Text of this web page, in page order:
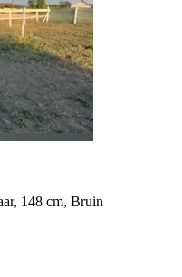
148 cm, Bruin